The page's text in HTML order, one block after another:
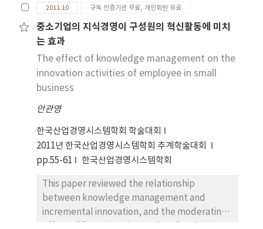
다. 최근에는 다행스럽게 현장 작업자의 4M 표준화
(세팅치 포함) 변화의 권한과 행위는 지양되고 담당
Engineer에게 절대적인 책임과 권한이 주어져 4M
을 만들어 분석하는 것이 최고의 결과를 도출하기 위
한 방법이라고 할 수 있으나, 이 방법은 모형을 만들고
분석하는 과정이 너무 어렵고 복잡하여 많은 데이터
실이다. 다소 간편하다 할 수 있는 AR모형을 이용하여
관리 상한과 하한 폭을 넓혀서 분석하는 방법도 있지
만, 이 또한 마찬가지로 과정이 어렵고 복잡하다. 실제
공정에서는 자기상관이 소멸되는 시간간격 데이터를
이용한 Shewhart 관리도로도 공정 관리 상태를 판
독하고 관리하는데 별 무리가 없다고 인지되는 상황
이다. 그러나 Adjacent Point를 지향한 운전 습관은
2011.10 구독 인증기관 무료, 개인회원 유료
중소기업의 지식경영이 구성원의 혁신활동에 미치
는 효과
The effect of knowledge management on the
innovation activities of employee in small
business
안관영
한국산업경영시스템학회 학술대회
2011년 한국산업경영시스템학회 추계학술대회
pp.55-61
한국산업경영시스템학회
This paper reviewed the relationship
between knowledge management and
incremental innovation, and the moderating